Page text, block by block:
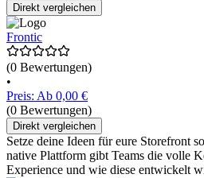
Direkt vergleichen
Frontic
(0 Bewertungen)
•
Preis: Ab 0,00 €
(0 Bewertungen)
Direkt vergleichen
Setze deine Ideen für eure Storefront
native Plattform gibt Teams die volle
Experience und wie diese entwickelt